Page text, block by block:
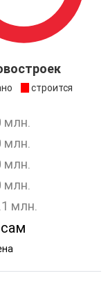
компания "5
выполнения
работы
строится
млн.
млн.
млн.
млн.
млн.